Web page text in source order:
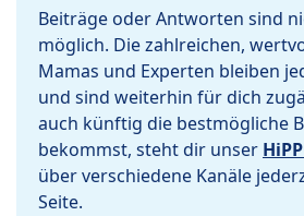
Beiträge oder Antworten sind
möglich. Die zahlreichen,
Mamas und Experten bleiben
und sind weiterhin für dich
auch künftig die bestmögliche
bekommst, steht dir unser
über verschiedene Kanäle
Seite.